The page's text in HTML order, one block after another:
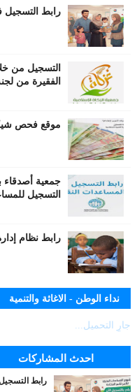
رابط التسجيل في
التسجيل من
الفقيرة من
موقع فحص
جمعية أصدقاء
التسجيل
رابط نظام
نداء الوطن - الاغاثة والتنمية
جارٍ التحميل...
احدث المشاركات
رابط التسجيل في